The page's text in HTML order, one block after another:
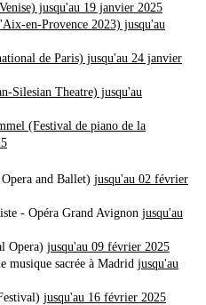
jusqu'au 19 janvier 2025
en-Provence 2023) jusqu'au
de Paris) jusqu'au 24 janvier
Silesian Theatre) jusqu'au
(Festival de piano de la
and Ballet) jusqu'au 02 février
- Opéra Grand Avignon jusqu'au
Opera) jusqu'au 09 février 2025
musique sacrée à Madrid jusqu'au
jusqu'au 16 février 2025